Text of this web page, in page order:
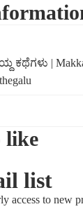
ಕಥೆಗಳು |
like
list
access to new